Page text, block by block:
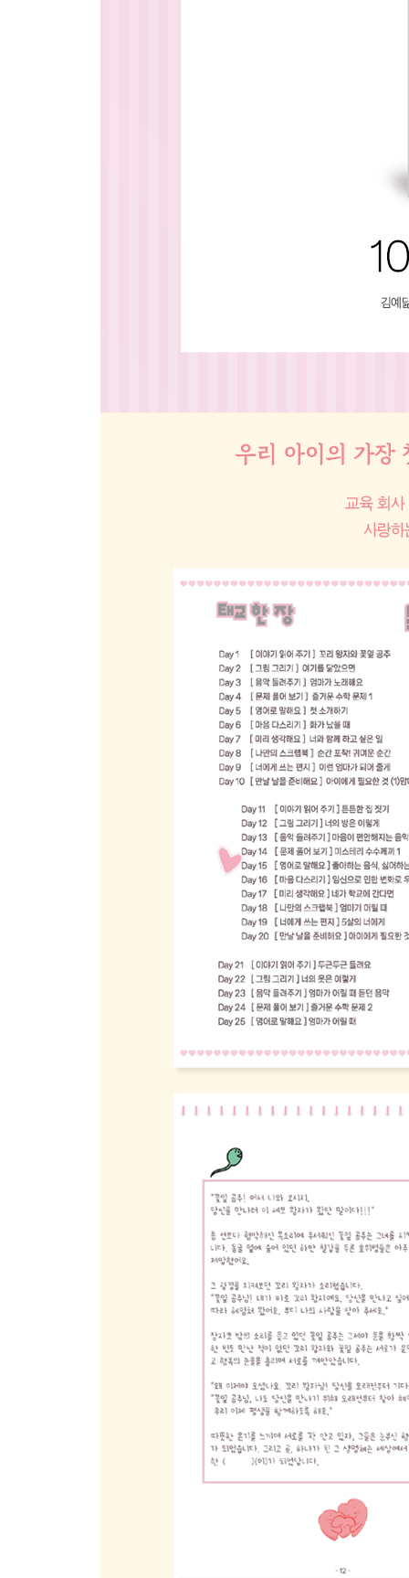
Day 50 [ 만날 날을 준비해요 ] 아이에게 필요한 것
Day 57 [ 미리 생각해요 ] 너의 첫 심부름
Day 59 [ 너에게 쓰는 편지 ] 결혼을 앞둔 너에게
Day 61 [ 이야기 읽어주기 ] 맛있어서 오물오물
Day 64 [ 문제 풀어보기 ] 즐거운 수학 문제
Day 65 [ 영어로 말해요 ] 만약에
Day 66 [ 마음 다스리기 ] 후회 일기
Day 67 [ 미리 생각해요 ] 너에게 묻고 싶은 말
Day 68 [ 나만의 스크랩북 ] 엄마의 취미 생활
Day 69 [ 너에게 쓰는 편지 ] 아이가 생긴 너에게
Day 70 [ 만날 날을 준비해요 ] 엄마에게 필요한 것
Day 71 [ 이야기 읽어주기 ] 좁아진 집
Day 72 [ 그림 그리기 ] 우리 집 초대장
Day 74 [ 문제 풀어보기 ] 미스테리 수수께끼
Day 75 [ 영어로 말해요 ] 너의 생김새
Day 76 [ 마음 다스리기 ] 나 자신을 사랑하는 법
Day 77 [ 미리 생각해요 ] 힘든 일이 생긴다면
Day 78 [ 나만의 스크랩북 ] 가족을 소개할게
Day 79 [ 너에게 쓰는 편지 ] 오늘의 너에게
Day 80 [ 만날 날을 준비해요 ] 엄마에게 필요한 것
Day 81 [ 이야기 읽어주기 ] 아래로, 아래로!
Day 82 [ 그림 그리기 ] 너의 헤어스타일
Day 83 [ 음악 들려주기 ] 춤이 절로 나오는 음악
Day 84 [ 문제 풀어보기 ] 즐거운 수학 문제
Day 86 [ 마음 다스리기 ] 나의 웃음 에피소드
Day 88 [ 나만의 스크랩북 ] 찰칵, 오늘의 사진
Day 89 [ 너에게 쓰는 편지 ] 내일의 너에게
Day 90 [ 만날 날을 준비해요 ] 엄마에게 필요한 것
Day 91 [ 이야기 읽어주기 ] 엄마를 만나는 날
Day 92 [ 그림 그리기 ] 초점책 디자인하기
Day 93 [ 음악 들려주기 ] 너의 울음을 그치게 할 노
Day 94 [ 문제 풀어보기 ] 미스테리 수수께끼
Day 95 [ 영어로 말해요 ] 너를 위해서
Day 96 [ 마음 다스리기 ] 출산 시뮬레이션
Day 97 [ 미리 생각해요 ] 우리 집의 규칙
Day 98 [ 나만의 스크랩북 ] 엄마 배 변천사
Day 99 [ 너에게 쓰는 편지 ] 드디어 만날 너에게
Day 100 [ 만날 날을 준비해요 ] 가까운 곳 알아보